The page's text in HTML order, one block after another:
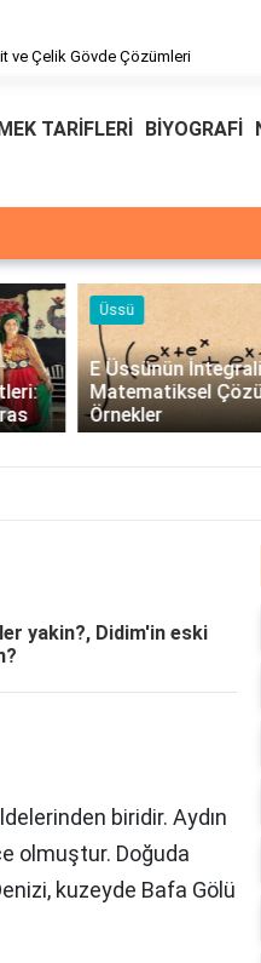
Hizmetleri
TARİFLERİ BİYOGRAFİ
Üssü
E Üssünün İntegrali -
Matematiksel Çözüm
Örnekler
yakin?, Didim'in eski
biridir. Aydın
olmuştur. Doğuda
kuzeyde Bafa Gölü